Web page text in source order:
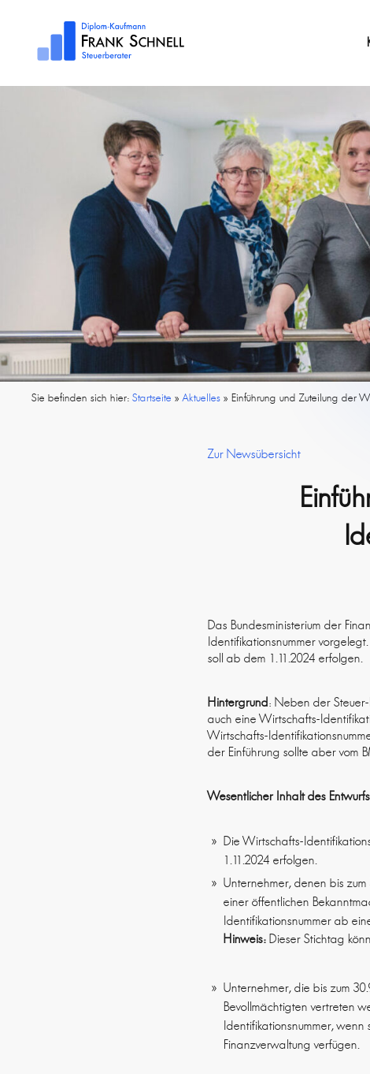
Sie befinden sich hier:Startseite »Aktuelles »Einführung und Zuteilung der
Zur Newsübersicht
Das Bundesministerium der
Identifikationsnummer
soll ab dem 1.11.2024 erfolgen.
Hintergrund: Neben der
auch eine Wirtschafts-
Wirtschafts-
der Einführung sollte aber vom
Wesentlicher Inhalt des
Die Wirtschafts-
1.11.2024 erfolgen.
Unternehmer, denen bis
einer öffentlichen
Identifikationsnummer ab
Hinweis: Dieser Stichtag
Unternehmer, die bis zum
Bevollmächtigten vertreten
Identifikationsnummer,
Finanzverwaltung verfügen.